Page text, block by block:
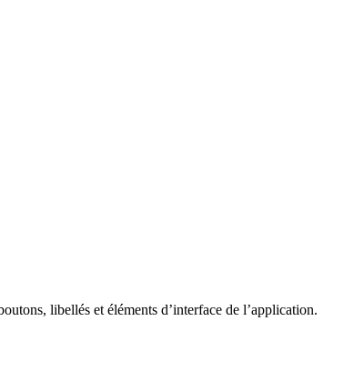
libellés et éléments d’interface de l’application.